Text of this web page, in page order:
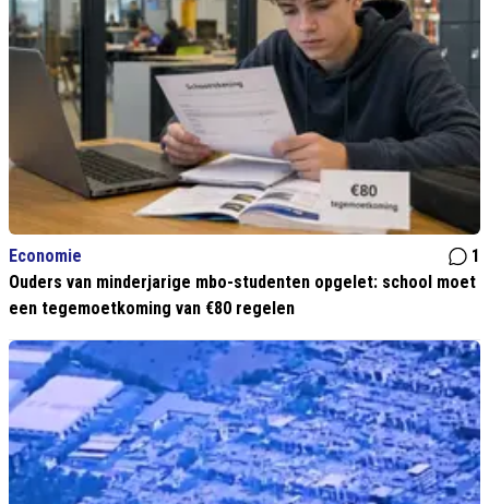
Economie
1
Ouders van minderjarige mbo-studenten opgelet: school moet
een tegemoetkoming van €80 regelen